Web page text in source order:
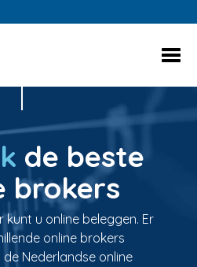
de beste
brokers
kunt u online beleggen. Er
online brokers
Nederlandse online